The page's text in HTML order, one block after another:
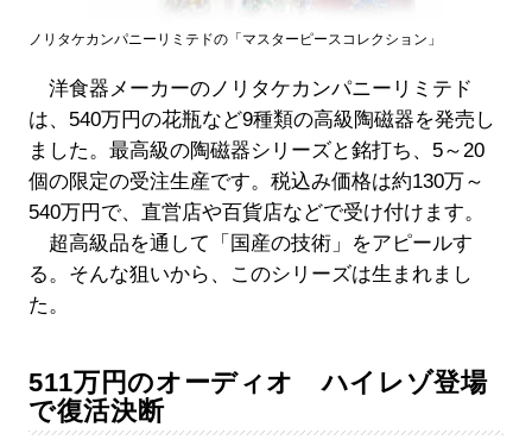
ノリタケカンパニーリミテドの「マスターピースコレクション」
洋食器メーカーのノリタケカンパニーリミテド
は、540万円の花瓶など9種類の高級陶磁器を発売し
ました。最高級の陶磁器シリーズと銘打ち、5～20
個の限定の受注生産です。税込み価格は約130万～
540万円で、直営店や百貨店などで受け付けます。
超高級品を通して「国産の技術」をアピールす
る。そんな狙いから、このシリーズは生まれまし
た。
511万円のオーディオ ハイレゾ登場
で復活決断